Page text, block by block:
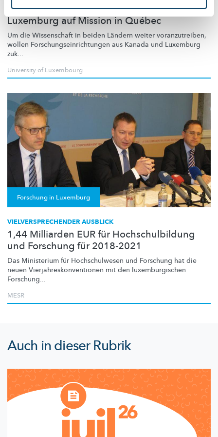
Wissenschaftliche Delegation aus
Luxemburg auf Mission in Québec
Um die Wissenschaft in beiden Ländern weiter voranzutreiben,
wollen Forschungseinrichtungen aus Kanada und Luxemburg
zuk...
University of Luxembourg
Forschung in Luxemburg
VIELVERSPRECHENDER AUSBLICK
1,44 Milliarden EUR für Hochschulbildung
und Forschung für 2018-2021
Das Ministerium für Hochschulwesen und Forschung hat die
neuen Vierjahreskonventionen mit den luxemburgischen
Forschung...
MESR
Auch in dieser Rubrik